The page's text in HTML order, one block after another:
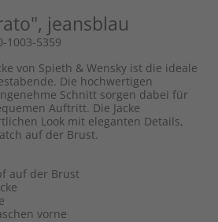
jeansblau
1003-5359
von Spieth & Wensky ist die ideale
Die hochwertigen
Schnitt sorgen dabei für
Auftritt. Die Jacke
Look mit eleganten Details,
auf der Brust.
auf der Brust
vorne